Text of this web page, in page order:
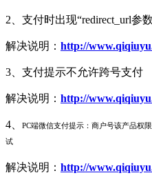
2、支付时出现“redirect_url参
解决说明： http://
3、支付提示不允许跨号支付
解决说明： http://
4、
PC端微信支付提示：商户号该产品权
试
解决说明： http://